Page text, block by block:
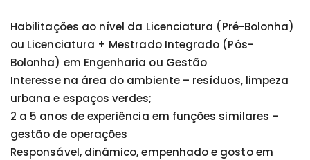
Habilitações ao nível da Licenciatura (Pré-Bolonha)
ou Licenciatura + Mestrado Integrado (Pós-
Bolonha) em Engenharia ou Gestão
Interesse na área do ambiente – resíduos, limpeza
urbana e espaços verdes;
2 a 5 anos de experiência em funções similares –
gestão de operações
Responsável, dinâmico, empenhado e gosto em